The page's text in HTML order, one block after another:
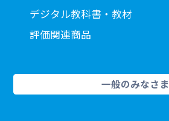
デジタル教科書・教材
評価関連商品
一般のみなさま